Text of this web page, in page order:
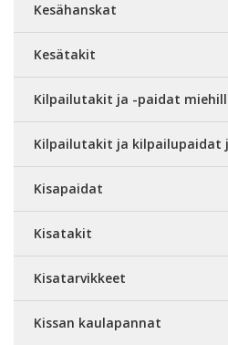
Kesähanskat
Kesätakit
Kilpailutakit ja -paidat
Kilpailutakit ja kilpailupaidat
Kisapaidat
Kisatakit
Kisatarvikkeet
Kissan kaulapannat